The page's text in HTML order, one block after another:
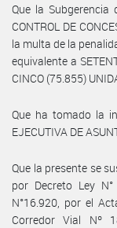
Que la Subgerencia
CONTROL DE
la multa de la
equivalente a
CINCO (75.855)
Que ha tomado la
EJECUTIVA DE
Que la presente se
por Decreto Ley
N°16.920, por el
Corredor Vial Nº